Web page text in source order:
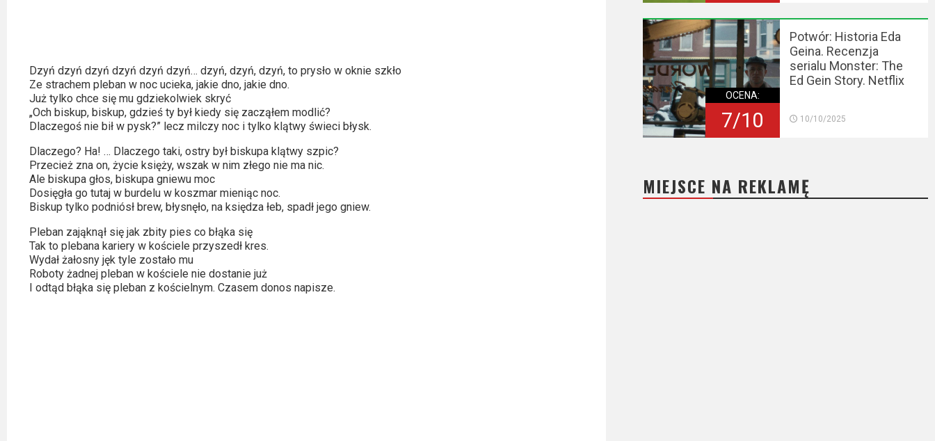
Showtime
Podsumowania
2023
2022
2021
2020
2019
2018
Dzyń dzyń dzyń dzyń dzyń dzyń… dzyń, dzyń, dzyń, to prysło w oknie szkło
Ze strachem pleban w noc ucieka, jakie dno, jakie dno.
Już tylko chce się mu gdziekolwiek skryć
„Och biskup, biskup, gdzieś ty był kiedy się zacząłem modlić?
Dlaczegoś nie bił w pysk?” lecz milczy noc i tylko klątwy świeci błysk.
Dlaczego? Ha! … Dlaczego taki, ostry był biskupa klątwy szpic?
Przecież zna on, życie księży, wszak w nim złego nie ma nic.
Ale biskupa głos, biskupa gniewu moc
Dosięgła go tutaj w burdelu w koszmar mieniąc noc.
Biskup tylko podniósł brew, błysnęło, na księdza łeb, spadł jego gniew.
Pleban zająknął się jak zbity pies co błąka się
Tak to plebana kariery w kościele przyszedł kres.
Wydał żałosny jęk tyle zostało mu
Roboty żadnej pleban w kościele nie dostanie już
I odtąd błąka się pleban z kościelnym. Czasem donos napisze.
OCENA:
7/10
Potwór: Historia Eda
Geina. Recenzja
serialu Monster: The
Ed Gein Story. Netflix
10/10/2025
MIEJSCE NA REKLAMĘ